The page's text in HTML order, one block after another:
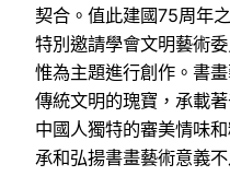
契合。值此建國75周年
特別邀請學會文明藝術
惟為主題進行創作。書
傳統文明的瑰寶，承載
中國人獨特的審美情味
承和弘揚書畫藝術意義